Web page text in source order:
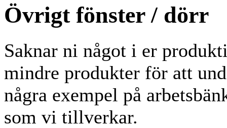
Övrigt fönster / dörr
Saknar ni något i er
mindre produkter för att
några exempel på
som vi tillverkar.